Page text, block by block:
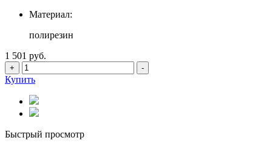
Материал:
полирезин
1 501 руб.
+ -
Купить
Быстрый просмотр